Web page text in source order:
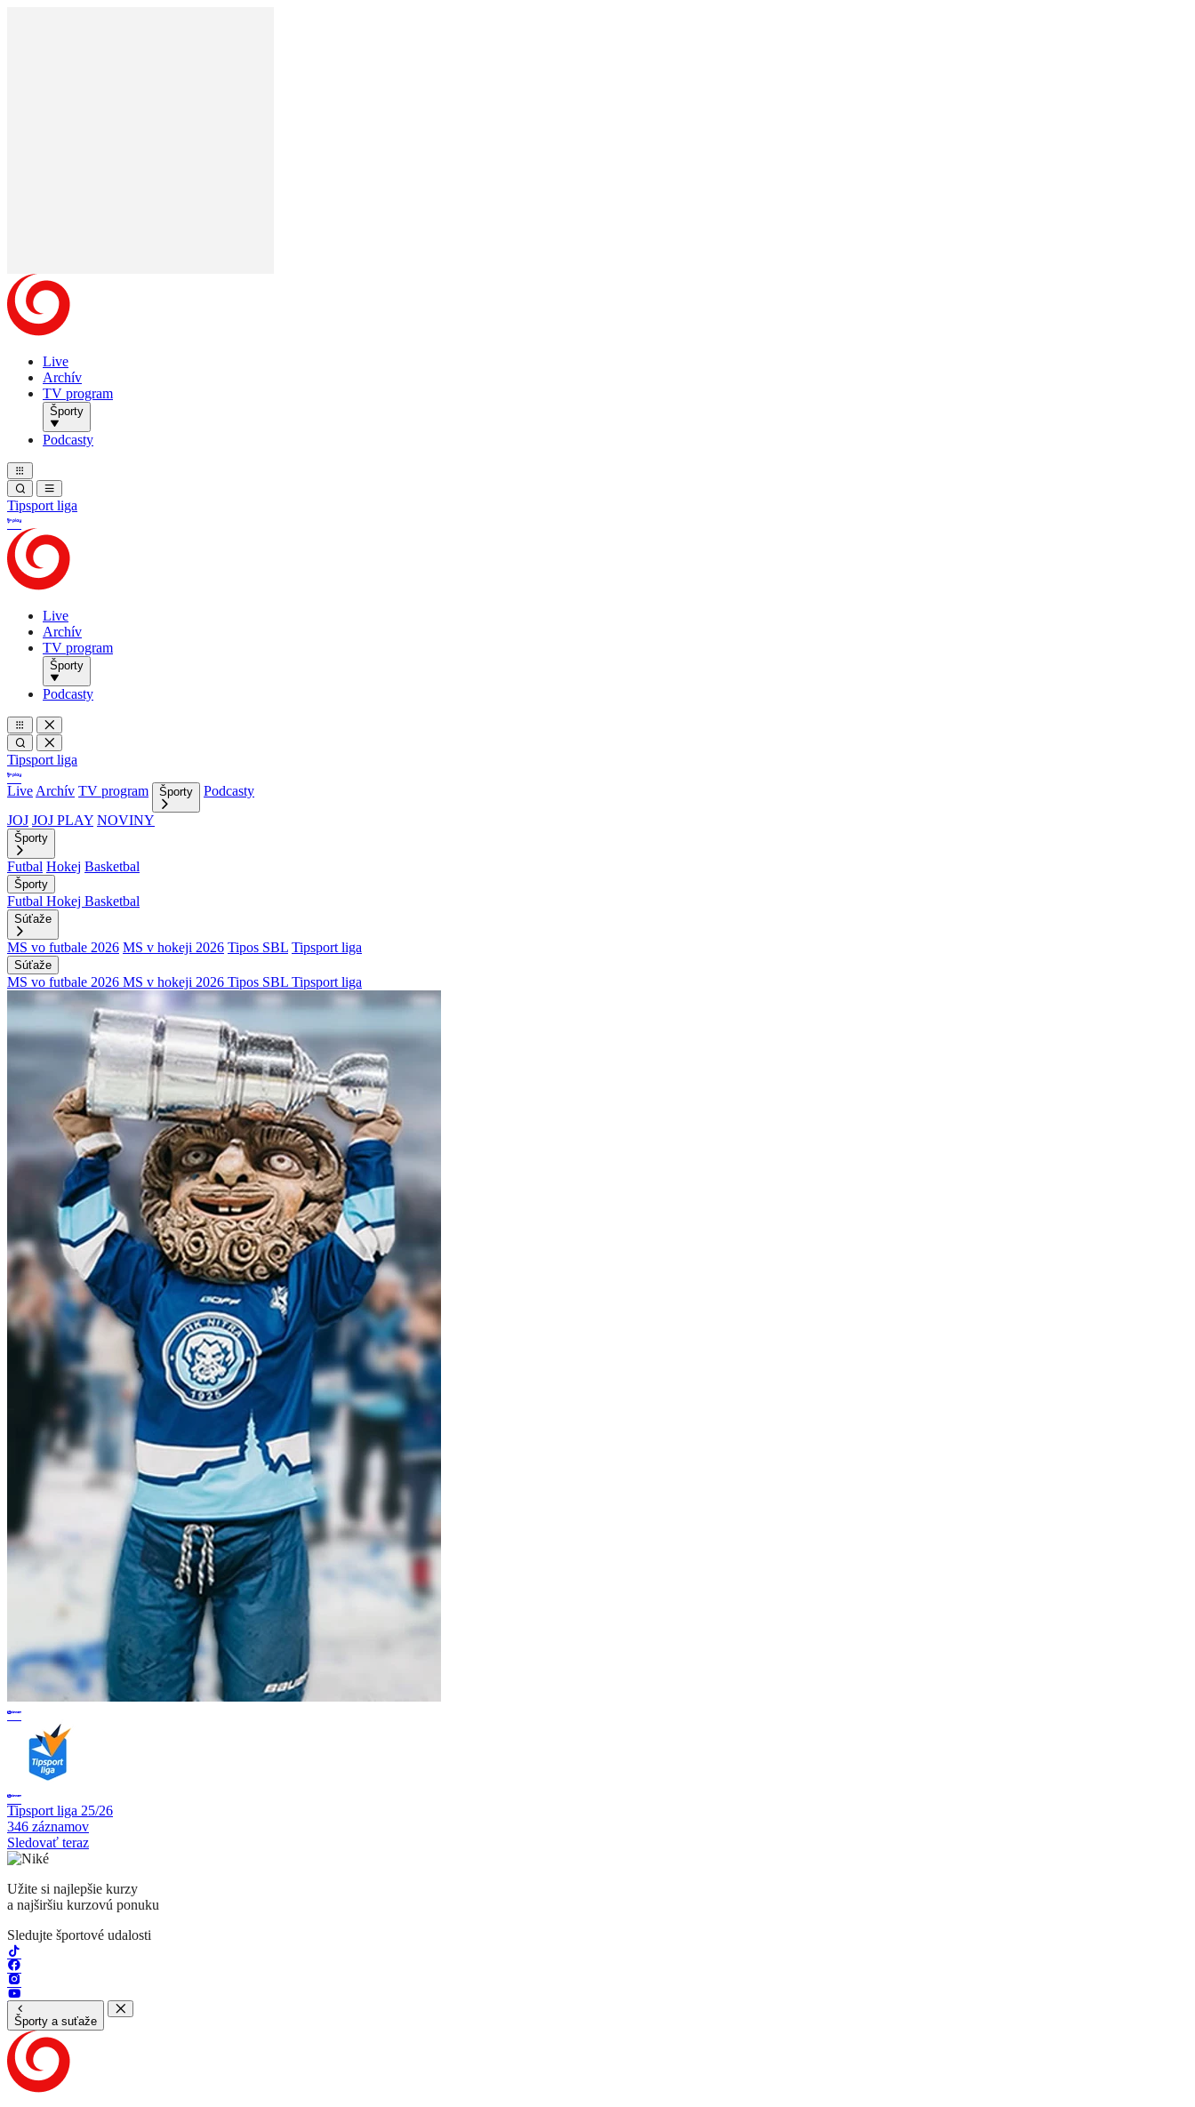
Live
Archív
TV program
Športy
Podcasty
Tipsport liga
Live
Archív
TV program
Športy
Podcasty
Tipsport liga
Live Archív TV program Športy
Podcasty
JOJ JOJ PLAY NOVINY
Športy
Futbal Hokej Basketbal
Športy
Futbal Hokej Basketbal
Súťaže
MS vo futbale 2026 MS v hokeji 2026 Tipos SBL Tipsport liga
Súťaže
MS vo futbale 2026 MS v hokeji 2026 Tipos SBL Tipsport liga
Tipsport liga 25/26
346 záznamov
Sledovať teraz
Užite si najlepšie kurzy
a najširšiu kurzovú ponuku
Sledujte športové udalosti
Športy a suťaže